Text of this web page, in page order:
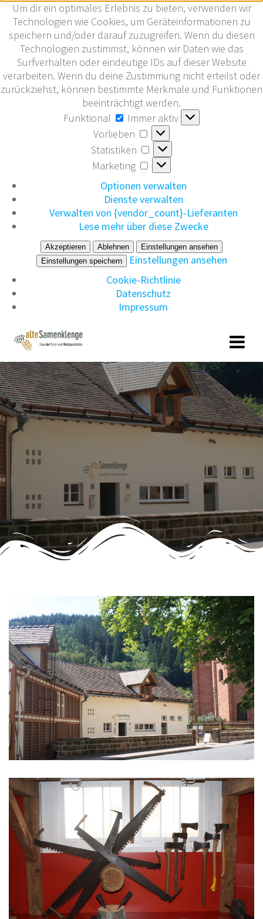
Um dir ein optimales Erlebnis zu bieten, verwenden wir
Technologien wie Cookies, um Geräteinformationen zu
speichern und/oder darauf zuzugreifen. Wenn du diesen
Technologien zustimmst, können wir Daten wie das
Surfverhalten oder eindeutige IDs auf dieser Website
verarbeiten. Wenn du deine Zustimmung nicht erteilst oder
zurückziehst, können bestimmte Merkmale und Funktionen
beeinträchtigt werden.
Funktional
Funktional
Immer aktiv
Vorlieben
Vorlieben
Statistiken
Statistiken
Marketing
Marketing
Optionen verwalten
Dienste verwalten
Verwalten von {vendor_count}-Lieferanten
Lese mehr über diese Zwecke
Akzeptieren Ablehnen
Einstellungen ansehen
Einstellungen speichern
Einstellungen ansehen
Cookie-Richtlinie
Datenschutz
Impressum